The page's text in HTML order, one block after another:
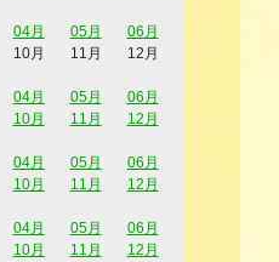
04月 05月
06月
10月 11月
12月
04月 05月
06月
10月 11月
12月
04月 05月
06月
10月 11月
12月
04月 05月
06月
10月 11月
12月